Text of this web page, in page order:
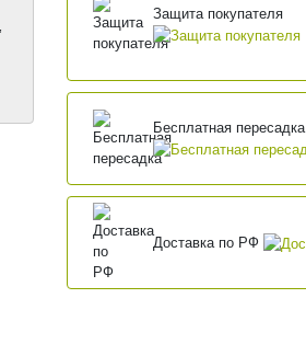
Защита покупателя
Бесплатная пересадка
Доставка по РФ